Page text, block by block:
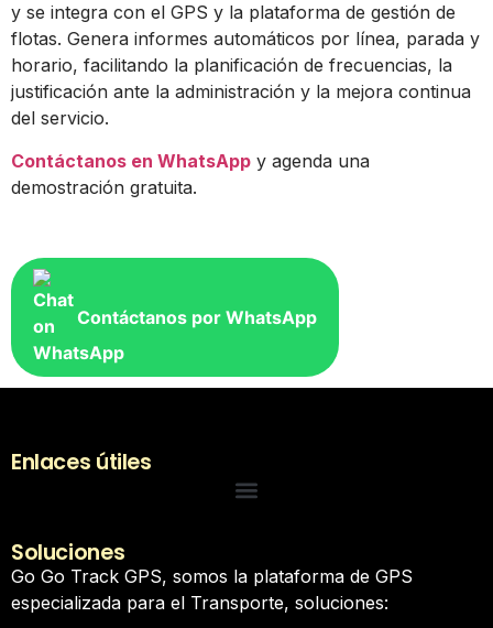
y se integra con el GPS y la plataforma de gestión de
flotas. Genera informes automáticos por línea, parada y
horario, facilitando la planificación de frecuencias, la
justificación ante la administración y la mejora continua
del servicio.
Contáctanos en WhatsApp y agenda una
demostración gratuita.
Contáctanos por WhatsApp
Enlaces útiles
Soluciones
Go Go Track GPS, somos la plataforma de GPS
especializada para el Transporte, soluciones: